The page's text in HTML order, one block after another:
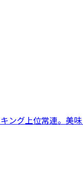
グ上位常連。美